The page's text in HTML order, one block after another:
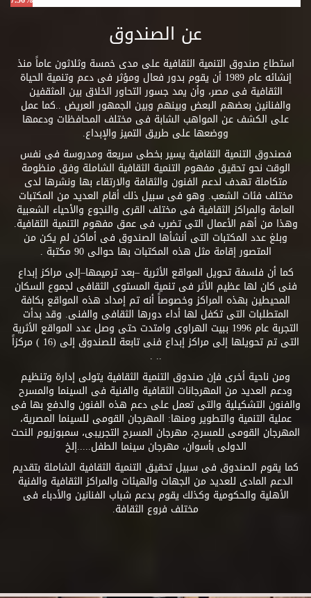
عن الصندوق
استطاع صندوق التنمية الثقافية على مدى خمسة وثلاثون عاماً منذ
إنشائه عام 1989 أن يقوم بدور فعال ومؤثر فى دعم وتنمية الحياة
الثقافية فى مصر، وأن يمد جسور التحاور الخلاق بين المثقفين
والفنانين بعضهم البعض وبينهم وبين الجمهور العريض ..كما عمل
على الكشف عن المواهب الشابة فى مختلف المحافظات ودعمها
ووضعها على طريق التميز والإبداع.
فصندوق التنمية الثقافية يسير بخطى سريعة ومدروسة فى نفس
الوقت نحو تحقيق مفهوم التنمية الثقافية الشاملة وفق منظومة
متكاملة تهدف لدعم الفنون والثقافة والارتقاء بها ونشرها لدى
مختلف فئات الشعب. وهو فى سبيل ذلك أقام العديد من المكتبات
العامة والمراكز الثقافية فى مختلف القرى والنجوع والأحياء الشعبية
وهذا من أهم الأعمال التى تضرب فى عمق مفهوم التنمية الثقافية.
وبلغ عدد المكتبات التى أنشأها الصندوق فى أماكن لم يكن من
المتصور إقامة مثل هذه المكتبات بها حوالى 90 مكتبة .
كما أن فلسفة تحويل المواقع الأثرية –بعد ترميمها–إلى مراكز إبداع
فنى كان لها عظيم الأثر فى تنمية المستوى الثقافى لجموع السكان
المحيطين بهذه المراكز وخصوصاً أنه تم إمداد هذه المواقع بكافة
المتطلبات التى تكفل لها أداء دورها الثقافى والفنى. وقد بدأت
التجربة عام 1996 ببيت الهراوى وامتدت حتى وصل عدد المواقع الأثرية
التى تم تحويلها إلى مراكز إبداع فنى تابعة للصندوق إلى (16 ) مركزاً
.. .
ومن ناحية أخرى فإن صندوق التنمية الثقافية يتولى إدارة وتنظيم
ودعم العديد من المهرجانات الثقافية والفنية فى السينما والمسرح
والفنون التشكيلية والتى تعمل على دعم هذه الفنون والدفع بها فى
عملية التنمية والتطوير ومنها: المهرجان القومى للسينما المصرية،
المهرجان القومى للمسرح، مهرجان المسرح التجريبى، سمبوزيوم النحت
الدولى بأسوان، مهرجان سينما الطفل.....إلخ
كما يقوم الصندوق فى سبيل تحقيق التنمية الثقافية الشاملة بتقديم
الدعم المادى للعديد من الجهات والهيئات والمراكز الثقافية والفنية
الأهلية والحكومية وكذلك يقوم بدعم شباب الفنانين والأدباء فى
مختلف فروع الثقافة.